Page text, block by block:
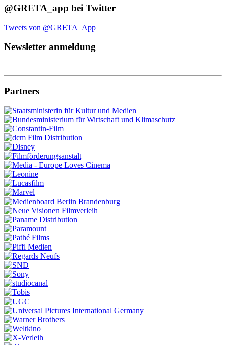
@GRETA_app bei Twitter
Tweets von @GRETA_App
Newsletter anmeldung
Partners